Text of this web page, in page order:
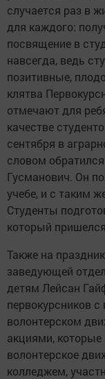
случается раз в
для каждого:
посвящение в
навсегда, ведь
позитивные,
клятва
отмечают для
качестве
сентября в
словом
Гусманович. Он
учебе, и с таким
Студенты
который
Также на
заведующей
детям Лейсан
первокурсников
волонтерском
акциями, которые
волонтерское
колледжем,